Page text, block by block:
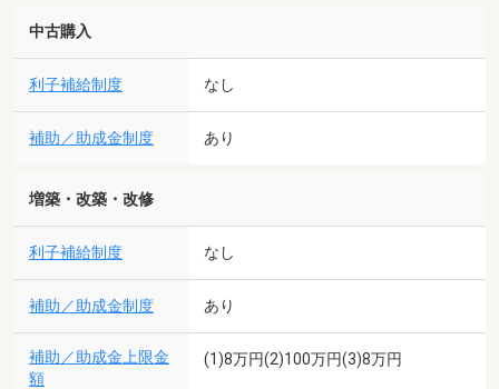
中古購入
利子補給制度 なし
補助／助成金制度 あり
増築・改築・改修
利子補給制度 なし
補助／助成金制度 あり
補助／助成金上限金
額
(1)8万円(2)100万円(3)8万円